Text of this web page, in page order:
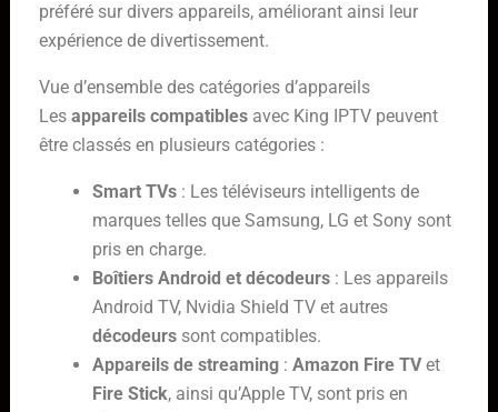
préféré sur divers appareils, améliorant ainsi leur
expérience de divertissement.
Vue d’ensemble des catégories d’appareils
Les appareils compatiblesavec King IPTV peuvent
être classés en plusieurs catégories :
Smart TVs: Les téléviseurs intelligents de
marques telles que Samsung, LG et Sony sont
pris en charge.
Boîtiers Android et décodeurs: Les appareils
Android TV, Nvidia Shield TV et autres
décodeurssont compatibles.
Appareils de streaming: Amazon Fire TVet
Fire Stick, ainsi qu’Apple TV, sont pris en